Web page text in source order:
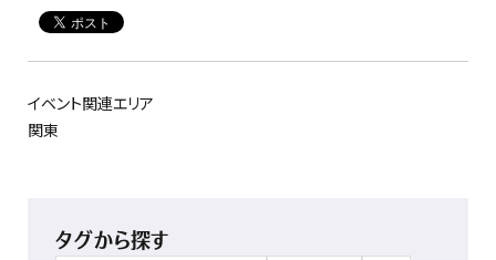
イベント関連エリア
関東
タグから探す